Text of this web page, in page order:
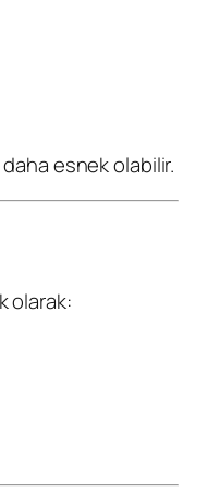
esnek olabilir.
olarak: